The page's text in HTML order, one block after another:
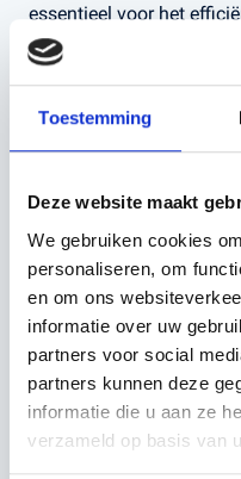
Toestemming
Deze website maakt
We gebruiken cookies
personaliseren, om
en om ons
informatie over uw
partners voor social
partners kunnen deze
informatie die u aan ze
verzameld op basis van
essentieel voor het
Deze unit is geschikt
voorzien van een
Merk: Husqvarna
Artikelnummer: 578
Model:
Input: 100–240V AC,